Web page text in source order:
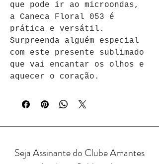
que pode ir ao microondas,
a Caneca Floral 053 é
prática e versátil.
Surpreenda alguém especial
com este presente sublimado
que vai encantar os olhos e
aquecer o coração.
Seja Assinante do Clube Amantes